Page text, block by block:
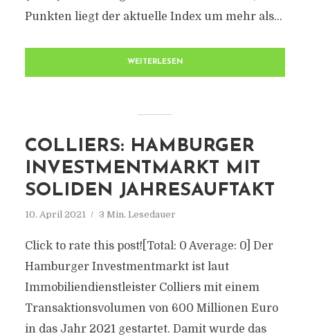
Punkten liegt der aktuelle Index um mehr als...
WEITERLESEN
COLLIERS: HAMBURGER
INVESTMENTMARKT MIT
SOLIDEN JAHRESAUFTAKT
10. April 2021 3 Min. Lesedauer
Click to rate this post![Total: 0 Average: 0] Der
Hamburger Investmentmarkt ist laut
Immobiliendienstleister Colliers mit einem
Transaktionsvolumen von 600 Millionen Euro
in das Jahr 2021 gestartet. Damit wurde das